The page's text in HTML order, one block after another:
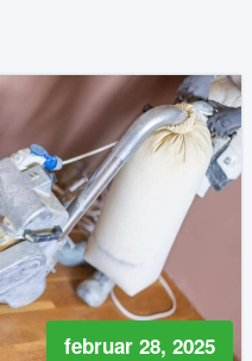
februar 28, 2025